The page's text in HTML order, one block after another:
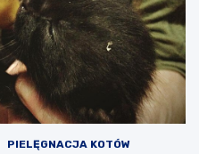
PIELĘGNACJA KOTÓW